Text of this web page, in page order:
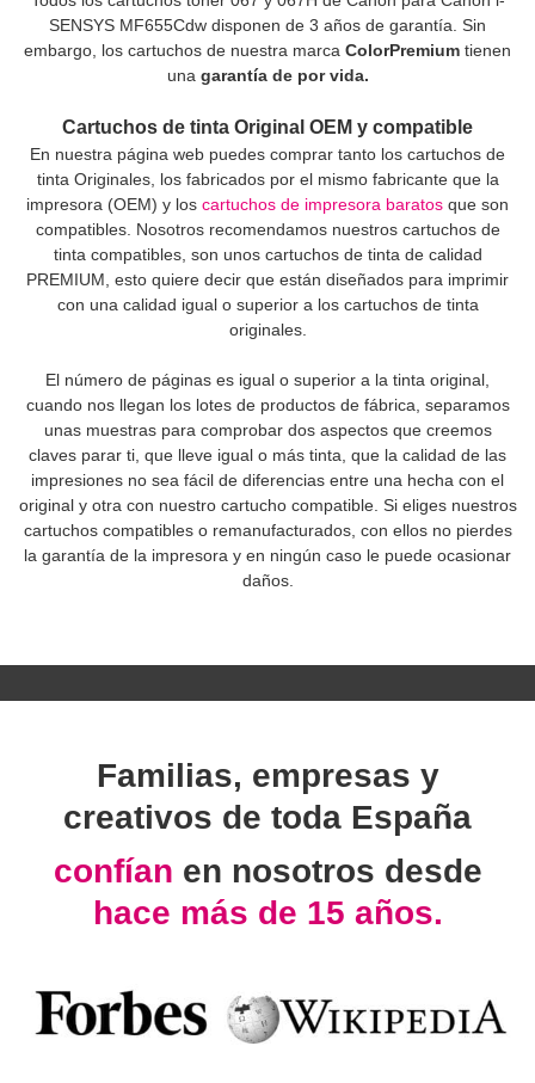
SENSYS MF655Cdw disponen de 3 años de garantía. Sin
embargo, los cartuchos de nuestra marca ColorPremium tienen
una garantía de por vida.
Cartuchos de tinta Original OEM y compatible
En nuestra página web puedes comprar tanto los cartuchos de
tinta Originales, los fabricados por el mismo fabricante que la
impresora (OEM) y los cartuchos de impresora baratos que son
compatibles. Nosotros recomendamos nuestros cartuchos de
tinta compatibles, son unos cartuchos de tinta de calidad
PREMIUM, esto quiere decir que están diseñados para imprimir
con una calidad igual o superior a los cartuchos de tinta
originales.
El número de páginas es igual o superior a la tinta original,
cuando nos llegan los lotes de productos de fábrica, separamos
unas muestras para comprobar dos aspectos que creemos
claves parar ti, que lleve igual o más tinta, que la calidad de las
impresiones no sea fácil de diferencias entre una hecha con el
original y otra con nuestro cartucho compatible. Si eliges nuestros
cartuchos compatibles o remanufacturados, con ellos no pierdes
la garantía de la impresora y en ningún caso le puede ocasionar
daños.
Familias, empresas y
creativos de toda España
confían en nosotros desde
hace más de 15 años.